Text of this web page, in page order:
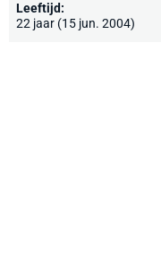
Leeftijd:
22 jaar (15 jun. 2004)